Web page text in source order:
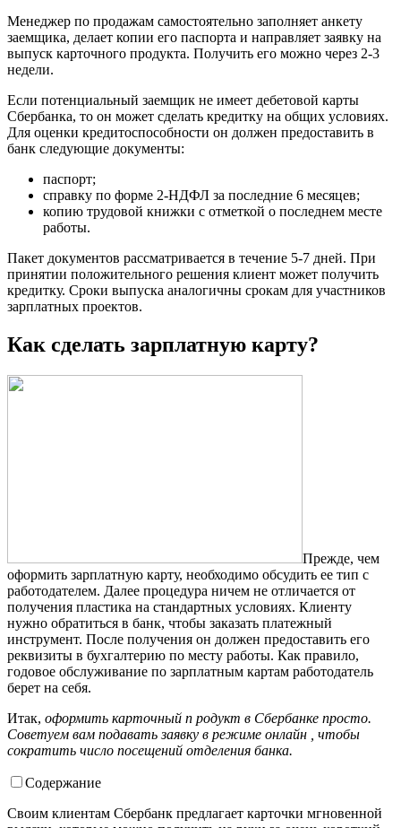
Менеджер по продажам самостоятельно заполняет анкету
заемщика, делает копии его паспорта и направляет заявку на
выпуск карточного продукта. Получить его можно через 2-3
недели.
Если потенциальный заемщик не имеет дебетовой карты
Сбербанка, то он может сделать кредитку на общих условиях.
Для оценки кредитоспособности он должен предоставить в
банк следующие документы:
паспорт;
справку по форме 2-НДФЛ за последние 6 месяцев;
копию трудовой книжки с отметкой о последнем месте
работы.
Пакет документов рассматривается в течение 5-7 дней. При
принятии положительного решения клиент может получить
кредитку. Сроки выпуска аналогичны срокам для участников
зарплатных проектов.
Как сделать зарплатную карту?
Прежде, чем
оформить зарплатную карту, необходимо обсудить ее тип с
работодателем. Далее процедура ничем не отличается от
получения пластика на стандартных условиях. Клиенту
нужно обратиться в банк, чтобы заказать платежный
инструмент. После получения он должен предоставить его
реквизиты в бухгалтерию по месту работы. Как правило,
годовое обслуживание по зарплатным картам работодатель
берет на себя.
Итак, оформить карточный п родукт в Сбербанке просто.
Советуем вам подавать заявку в режиме онлайн , чтобы
сократить число посещений отделения банка.
Содержание
Своим клиентам Сбербанк предлагает карточки мгновенной